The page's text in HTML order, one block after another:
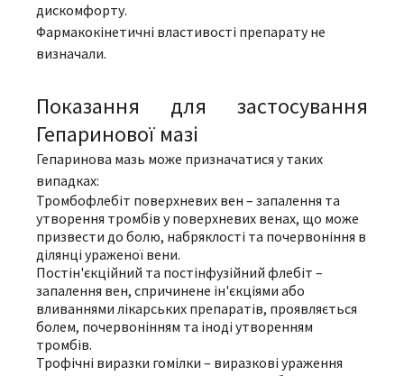
дискомфорту.
Фармакокінетичні властивості препарату не
визначали.
Показання для застосування
Гепаринової мазі
Гепаринова мазь може призначатися у таких
випадках:
Тромбофлебіт поверхневих вен – запалення та
утворення тромбів у поверхневих венах, що може
призвести до болю, набряклості та почервоніння в
ділянці ураженої вени.
Постін'єкційний та постінфузійний флебіт –
запалення вен, спричинене ін'єкціями або
вливаннями лікарських препаратів, проявляється
болем, почервонінням та іноді утворенням
тромбів.
Трофічні виразки гомілки – виразкові ураження